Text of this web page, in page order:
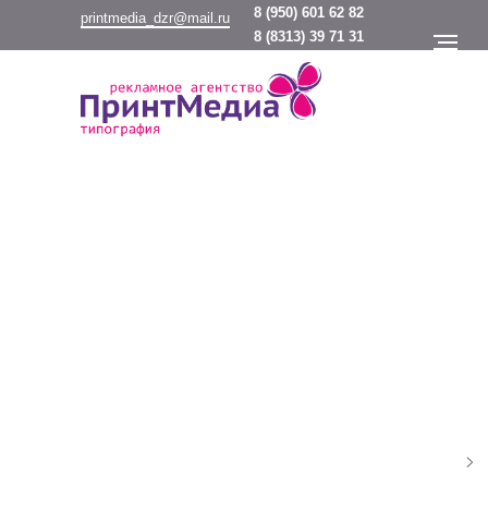
8 (950) 601 62 82
printmedia_dzr@mail.ru
8 (8313) 39 71 31